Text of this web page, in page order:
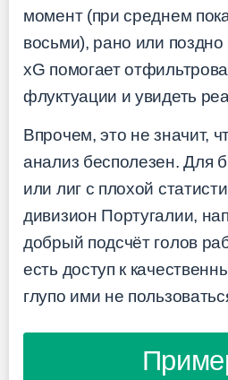
момент (при среднем
восьми), рано или
xG помогает
флуктуации и увидеть
Впрочем, это не значит,
анализ бесполезен. Для
или лиг с плохой
дивизион Португалии,
добрый подсчёт голов
есть доступ к
глупо ими не